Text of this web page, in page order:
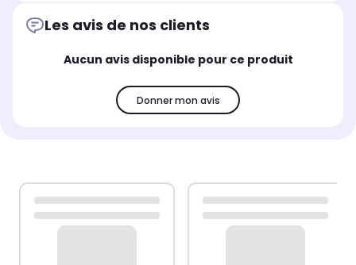
Les avis de nos clients
Aucun avis disponible pour ce produit
Donner mon avis